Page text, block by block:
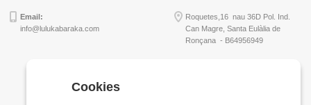
Email:
info@lulukabaraka.com
Roquetes,16 nau 36D Pol. Ind.
Can Magre, Santa Eulàlia de
Ronçana - B64956949
Copyright © Lulukabaraka, S.L.
Cookies